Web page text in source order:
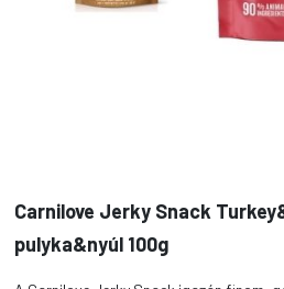
Carnilove Jerky Snack
pulyka&nyúl 100g